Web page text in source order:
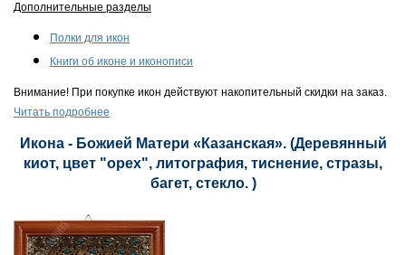
Дополнительные разделы
Полки для икон
Книги об иконе и иконописи
Внимание! При покупке икон действуют накопительный скидки на заказ.
Читать подробнее
Икона - Божией Матери «Казанская». (Деревянный
киот, цвет "орех", литография, тиснение, стразы,
багет, стекло. )